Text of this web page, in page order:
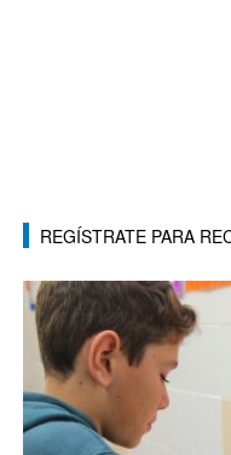
REGÍSTRATE PARA